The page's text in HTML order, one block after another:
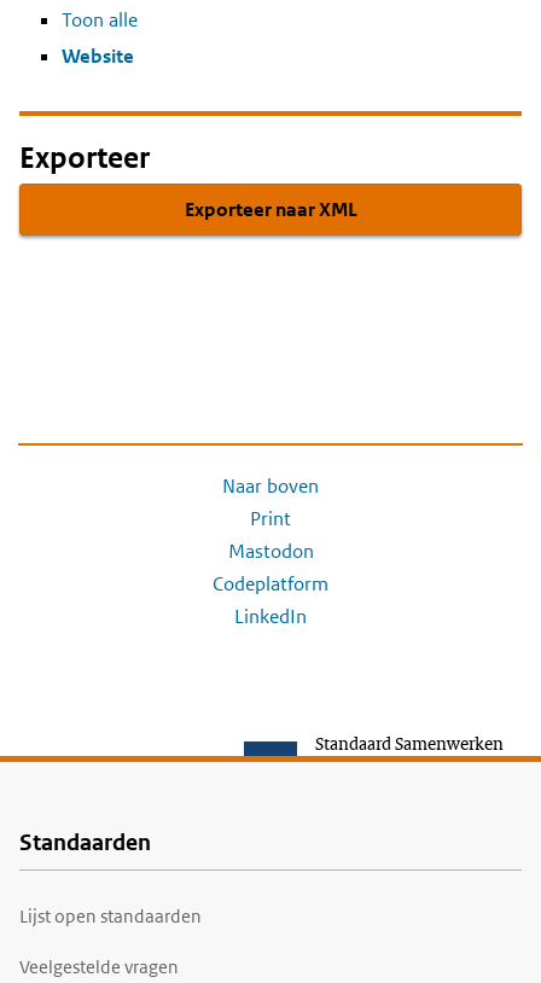
Toon alle
Website
Exporteer
Exporteer naar XML
Naar boven
Print
Mastodon
Codeplatform
LinkedIn
Standaard Samenwerken
Voet
Standaarden
Lijst open standaarden
Veelgestelde vragen